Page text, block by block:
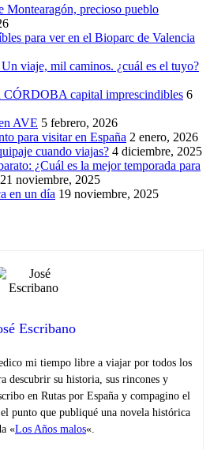
Montearagón, precioso pueblo
para ver en el Bioparc de Valencia
viaje, mil caminos. ¿cuál es el tuyo?
CÓRDOBA capital imprescindibles 6
AVE 5 febrero, 2026
para visitar en España 2 enero, 2026
cuando viajas? 4 diciembre, 2025
¿Cuál es la mejor temporada para
21 noviembre, 2025
en un día 19 noviembre, 2025
Escribano
mi tiempo libre a viajar por todos los
descubrir su historia, sus rincones y
en Rutas por España y compagino el
punto que publiqué una novela histórica
«Los Años malos«.